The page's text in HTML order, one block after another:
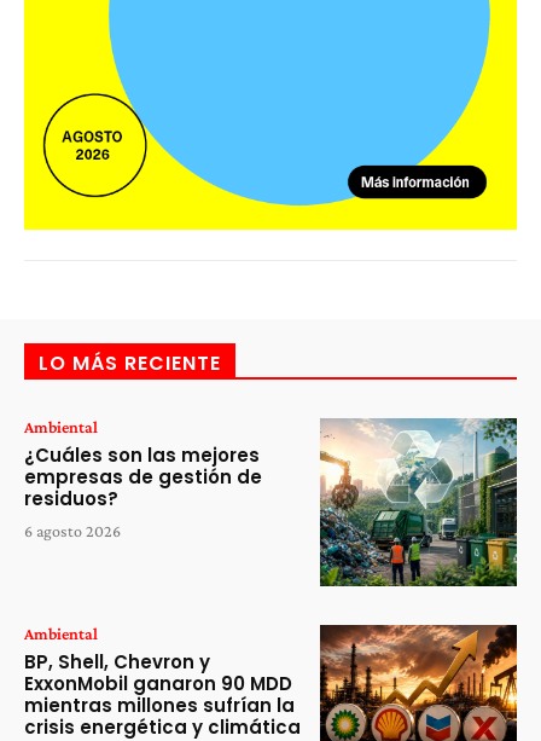
LO MÁS RECIENTE
Ambiental
¿Cuáles son las mejores
empresas de gestión de
residuos?
6 agosto 2026
Ambiental
BP, Shell, Chevron y
ExxonMobil ganaron 90 MDD
mientras millones sufrían la
crisis energética y climática